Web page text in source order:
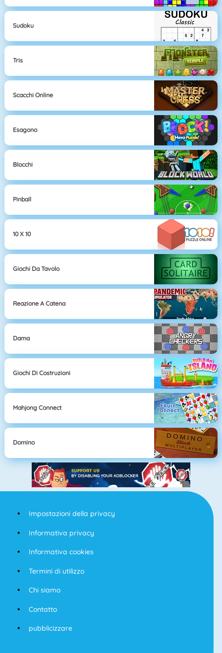
Sudoku
Tris
Scacchi Online
Esagono
Blocchi
Pinball
10 X 10
Giochi Da Tavolo
Reazione A Catena
Dama
Giochi Di Costruzioni
Mahjong Connect
Domino
Impostazioni della privacy
Informativa privacy
Informativa cookies
Termini di utilizzo
Chi siamo
Contatto
pubblicizzare